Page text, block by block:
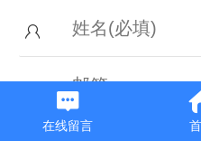
在线留言